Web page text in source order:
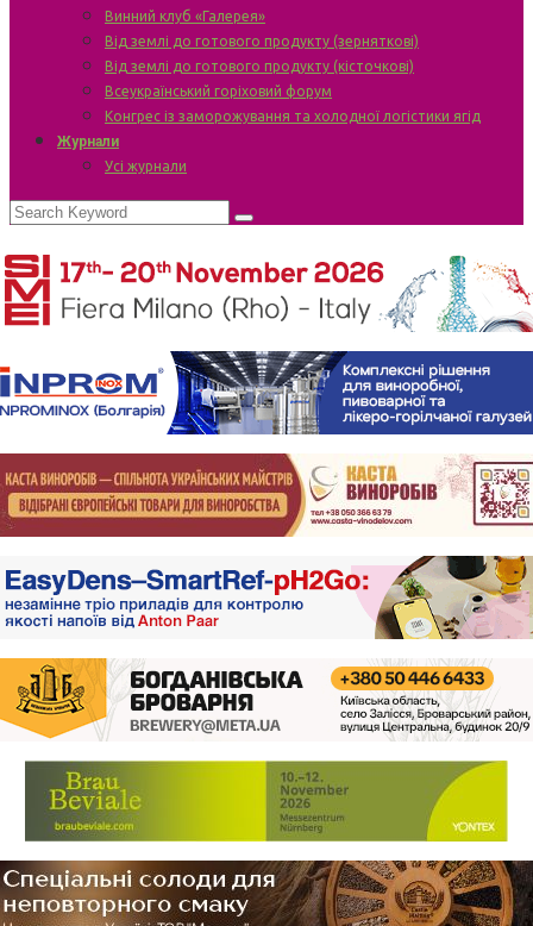
Винний клуб «Галерея»
Від землі до готового продукту (зерняткові)
Від землі до готового продукту (кісточкові)
Всеукраїнський горіховий форум
Конгрес із заморожування та холодної логістики ягід
Журнали
Усі журнали